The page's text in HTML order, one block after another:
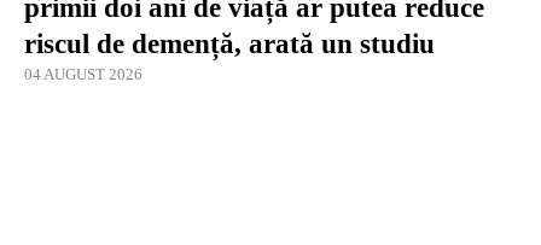
primii doi ani de viață ar putea reduce
riscul de demență, arată un studiu
04 AUGUST 2026